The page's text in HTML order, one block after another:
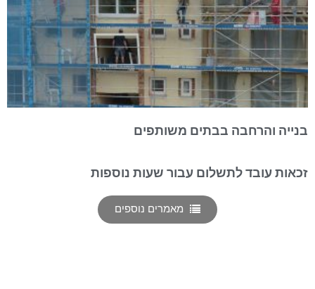
בנייה והרחבה בבתים משותפים
זכאות עובד לתשלום עבור שעות נוספות
מאמרים נוספים